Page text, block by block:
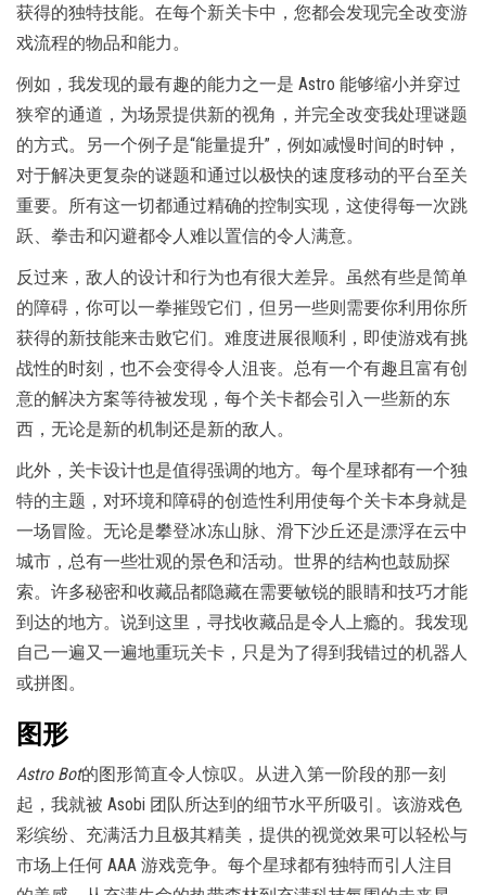
获得的独特技能。在每个新关卡中，您都会发现完全改变游
戏流程的物品和能力。
例如，我发现的最有趣的能力之一是 Astro 能够缩小并穿过
狭窄的通道，为场景提供新的视角，并完全改变我处理谜题
的方式。另一个例子是“能量提升”，例如减慢时间的时钟，
对于解决更复杂的谜题和通过以极快的速度移动的平台至关
重要。所有这一切都通过精确的控制实现，这使得每一次跳
跃、拳击和闪避都令人难以置信的令人满意。
反过来，敌人的设计和行为也有很大差异。虽然有些是简单
的障碍，你可以一拳摧毁它们，但另一些则需要你利用你所
获得的新技能来击败它们。难度进展很顺利，即使游戏有挑
战性的时刻，也不会变得令人沮丧。总有一个有趣且富有创
意的解决方案等待被发现，每个关卡都会引入一些新的东
西，无论是新的机制还是新的敌人。
此外，关卡设计也是值得强调的地方。每个星球都有一个独
特的主题，对环境和障碍的创造性利用使每个关卡本身就是
一场冒险。无论是攀登冰冻山脉、滑下沙丘还是漂浮在云中
城市，总有一些壮观的景色和活动。世界的结构也鼓励探
索。许多秘密和收藏品都隐藏在需要敏锐的眼睛和技巧才能
到达的地方。说到这里，寻找收藏品是令人上瘾的。我发现
自己一遍又一遍地重玩关卡，只是为了得到我错过的机器人
或拼图。
图形
Astro Bot的图形简直令人惊叹。从进入第一阶段的那一刻
起，我就被 Asobi 团队所达到的细节水平所吸引。该游戏色
彩缤纷、充满活力且极其精美，提供的视觉效果可以轻松与
市场上任何 AAA 游戏竞争。每个星球都有独特而引人注目